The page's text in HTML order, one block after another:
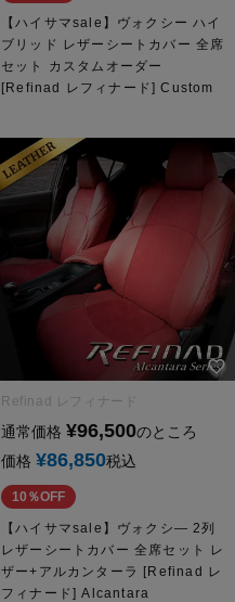
【ハイサマsale】ヴォクシー ハイ
ブリッド レザーシートカバー 全席
セット カスタムオーダー
[Refinad レフィナード] Custom
Refinad レフィナード
通常価格 ¥96,500のところ
価格 ¥86,850税込
10％OFF
【ハイサマsale】ヴォクシ― 2列
レザーシートカバー 全席セット レ
ザー+アルカンターラ [Refinad レ
フィナード] Alcantara